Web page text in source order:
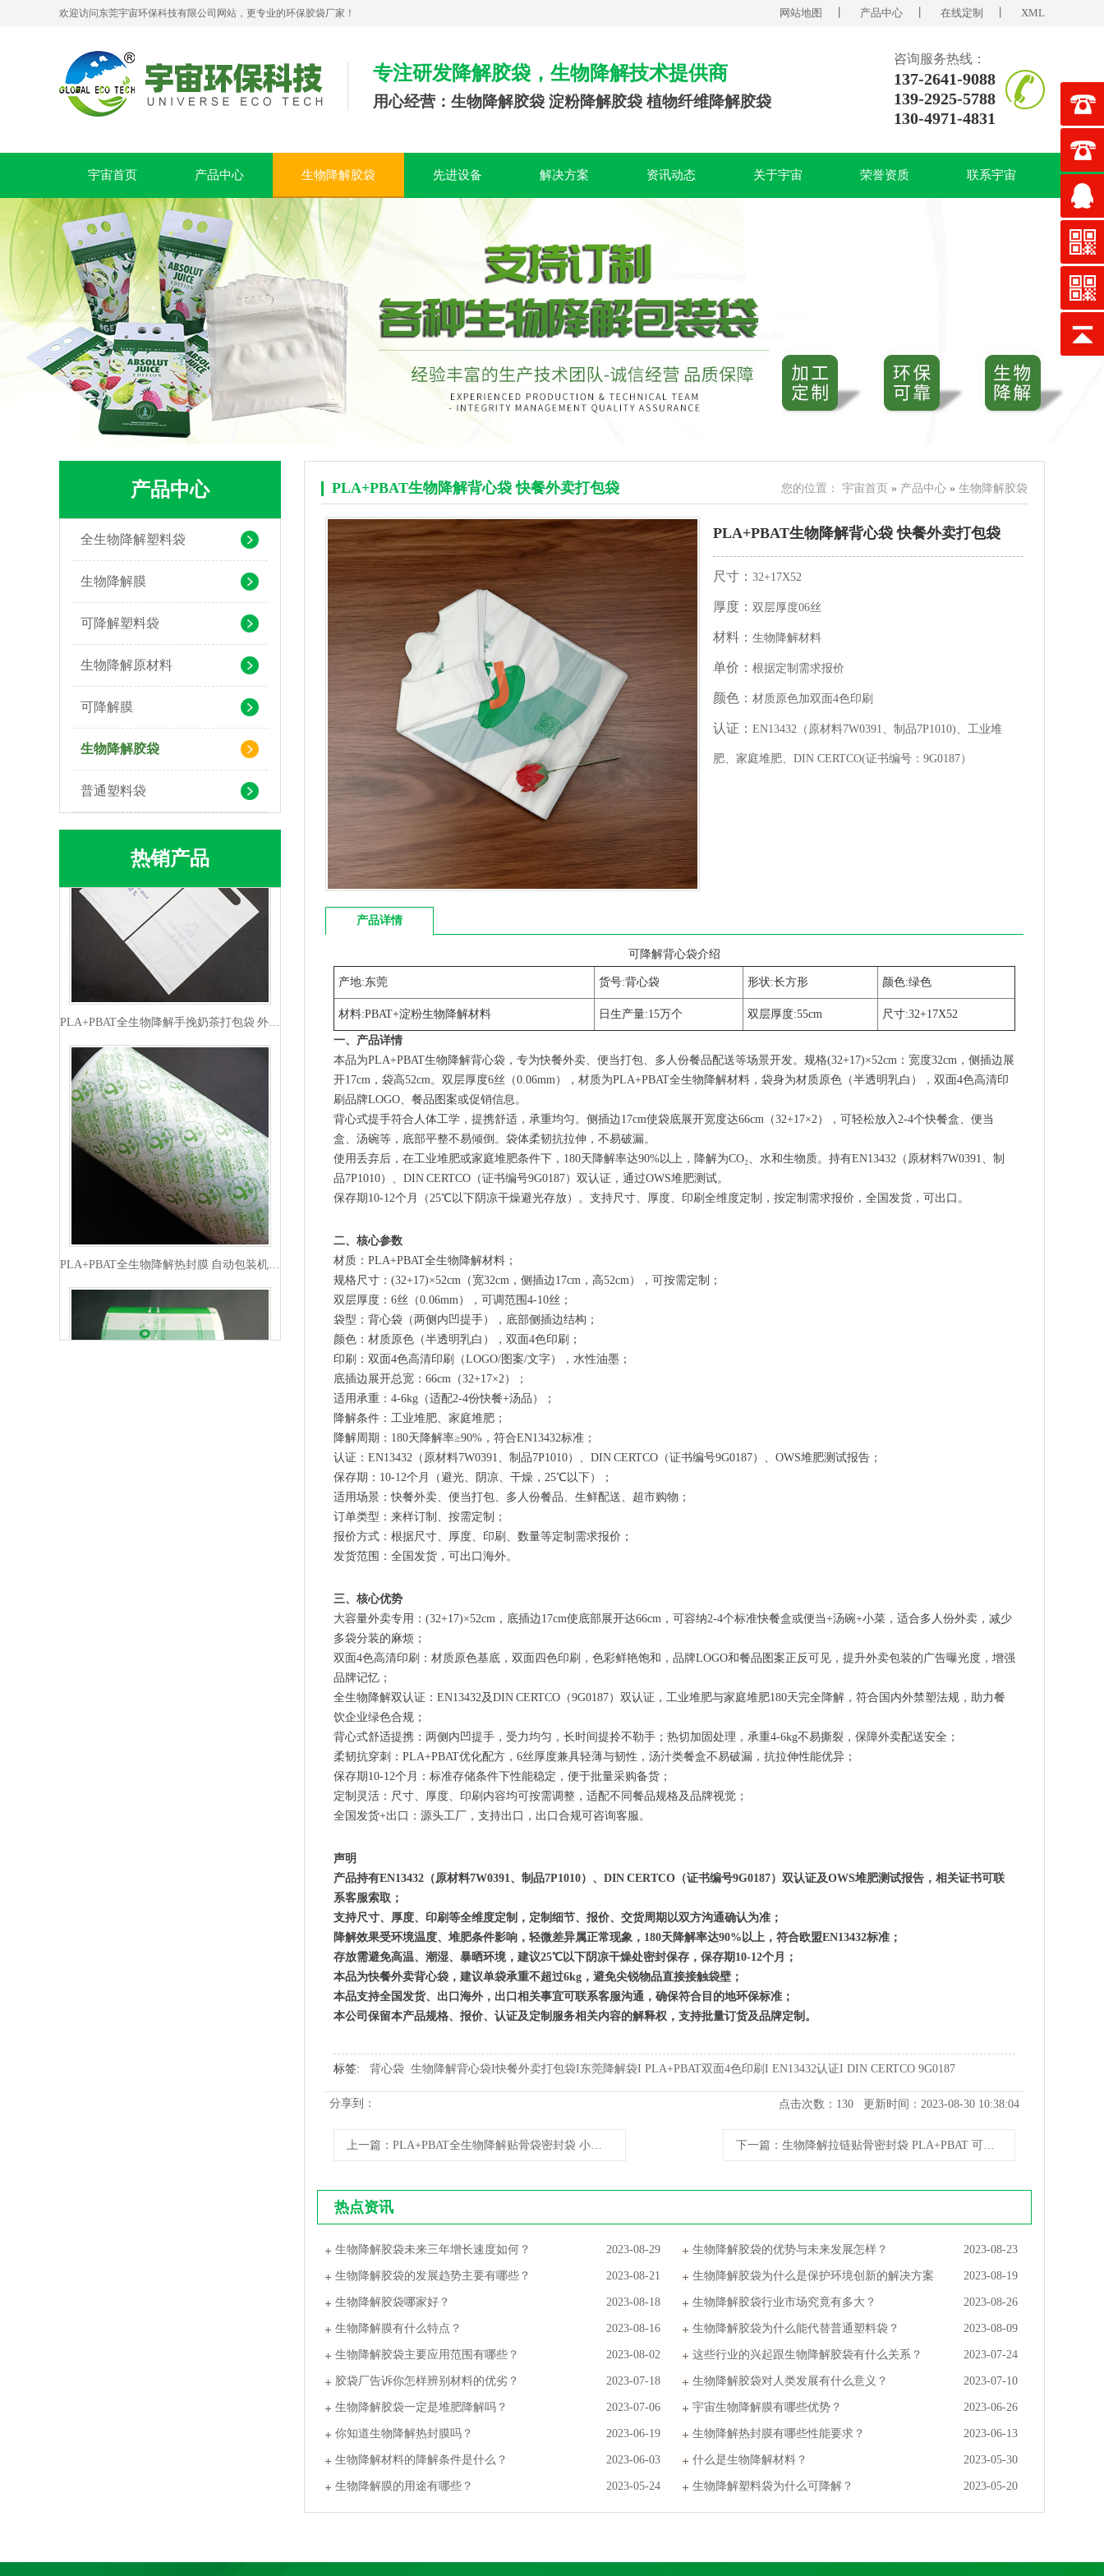
欢迎访问东莞宇宙环保科技有限公司网站，更专业的环保胶袋厂家！ 网站地图 产品中心 在线定制 XML
专注研发降解胶袋，生物降解技术提供商
用心经营：生物降解胶袋 淀粉降解胶袋 植物纤维降解胶袋
咨询服务热线：
137-2641-9088
139-2925-5788
130-4971-4831
宇宙首页 产品中心 生物降解胶袋 先进设备 解决方案 资讯动态 关于宇宙 荣誉资质 联系宇宙
产品中心
全生物降解塑料袋
生物降解膜
可降解塑料袋
生物降解原材料
可降解膜
生物降解胶袋
普通塑料袋
热销产品
生物降解快递袋 内黑外白三层共挤物流袋
玉米淀粉可降解筒膜 制袋膜 蓝色单面印刷
PLA+PBAT全生物降解热封膜 自动包装机用卷膜
PLA+PBAT生物降解背心袋 快餐外卖打包袋 您的位置： 宇宙首页 » 产品中心 » 生物降解胶袋
PLA+PBAT生物降解背心袋 快餐外卖打包袋
尺寸： 32+17X52
厚度： 双层厚度06丝
材料： 生物降解材料
单价： 根据定制需求报价
颜色： 材质原色加双面4色印刷
认证： EN13432（原材料7W0391、制品7P1010)、工业堆
肥、家庭堆肥、DIN CERTCO(证书编号：9G0187）
产品详情
可降解背心袋介绍
产地:东莞 货号:背心袋 形状:长方形 颜色:绿色
材料:PBAT+淀粉生物降解材料 日生产量:15万个 双层厚度:55cm 尺寸:32+17X52
一、产品详情
本品为PLA+PBAT生物降解背心袋，专为快餐外卖、便当打包、多人份餐品配送等场景开发。规格(32+17)×52cm：宽度32cm，侧插边展
开17cm，袋高52cm。双层厚度6丝（0.06mm），材质为PLA+PBAT全生物降解材料，袋身为材质原色（半透明乳白），双面4色高清印
刷品牌LOGO、餐品图案或促销信息。
背心式提手符合人体工学，提携舒适，承重均匀。侧插边17cm使袋底展开宽度达66cm（32+17×2），可轻松放入2-4个快餐盒、便当
盒、汤碗等，底部平整不易倾倒。袋体柔韧抗拉伸，不易破漏。
使用丢弃后，在工业堆肥或家庭堆肥条件下，180天降解率达90%以上，降解为CO₂、水和生物质。持有EN13432（原材料7W0391、制
品7P1010）、DIN CERTCO（证书编号9G0187）双认证，通过OWS堆肥测试。
保存期10-12个月（25℃以下阴凉干燥避光存放）。支持尺寸、厚度、印刷全维度定制，按定制需求报价，全国发货，可出口。
二、核心参数
材质：PLA+PBAT全生物降解材料；
规格尺寸：(32+17)×52cm（宽32cm，侧插边17cm，高52cm），可按需定制；
双层厚度：6丝（0.06mm），可调范围4-10丝；
袋型：背心袋（两侧内凹提手），底部侧插边结构；
颜色：材质原色（半透明乳白），双面4色印刷；
印刷：双面4色高清印刷（LOGO/图案/文字），水性油墨；
底插边展开总宽：66cm（32+17×2）；
适用承重：4-6kg（适配2-4份快餐+汤品）；
降解条件：工业堆肥、家庭堆肥；
降解周期：180天降解率≥90%，符合EN13432标准；
认证：EN13432（原材料7W0391、制品7P1010）、DIN CERTCO（证书编号9G0187）、OWS堆肥测试报告；
保存期：10-12个月（避光、阴凉、干燥，25℃以下）；
适用场景：快餐外卖、便当打包、多人份餐品、生鲜配送、超市购物；
订单类型：来样订制、按需定制；
报价方式：根据尺寸、厚度、印刷、数量等定制需求报价；
发货范围：全国发货，可出口海外。
三、核心优势
大容量外卖专用：(32+17)×52cm，底插边17cm使底部展开达66cm，可容纳2-4个标准快餐盒或便当+汤碗+小菜，适合多人份外卖，减少
多袋分装的麻烦；
双面4色高清印刷：材质原色基底，双面四色印刷，色彩鲜艳饱和，品牌LOGO和餐品图案正反可见，提升外卖包装的广告曝光度，增强
品牌记忆；
全生物降解双认证：EN13432及DIN CERTCO（9G0187）双认证，工业堆肥与家庭堆肥180天完全降解，符合国内外禁塑法规，助力餐
饮企业绿色合规；
背心式舒适提携：两侧内凹提手，受力均匀，长时间提拎不勒手；热切加固处理，承重4-6kg不易撕裂，保障外卖配送安全；
柔韧抗穿刺：PLA+PBAT优化配方，6丝厚度兼具轻薄与韧性，汤汁类餐盒不易破漏，抗拉伸性能优异；
保存期10-12个月：标准存储条件下性能稳定，便于批量采购备货；
定制灵活：尺寸、厚度、印刷内容均可按需调整，适配不同餐品规格及品牌视觉；
全国发货+出口：源头工厂，支持出口，出口合规可咨询客服。
声明
产品持有EN13432（原材料7W0391、制品7P1010）、DIN CERTCO（证书编号9G0187）双认证及OWS堆肥测试报告，相关证书可联
系客服索取；
支持尺寸、厚度、印刷等全维度定制，定制细节、报价、交货周期以双方沟通确认为准；
降解效果受环境温度、堆肥条件影响，轻微差异属正常现象，180天降解率达90%以上，符合欧盟EN13432标准；
存放需避免高温、潮湿、暴晒环境，建议25℃以下阴凉干燥处密封保存，保存期10-12个月；
本品为快餐外卖背心袋，建议单袋承重不超过6kg，避免尖锐物品直接接触袋壁；
本品支持全国发货、出口海外，出口相关事宜可联系客服沟通，确保符合目的地环保标准；
本公司保留本产品规格、报价、认证及定制服务相关内容的解释权，支持批量订货及品牌定制。
标签: 背心袋 生物降解背心袋I快餐外卖打包袋I东莞降解袋I PLA+PBAT双面4色印刷I EN13432认证I DIN CERTCO 9G0187
分享到： 点击次数： 130 更新时间：2023-08-30 10:38:04
上一篇 ：PLA+PBAT全生物降解贴骨袋密封袋 小饰品包装专用 下一篇 ：生物降解拉链贴骨密封袋 PLA+PBAT 可堆肥服装包装袋
热点资讯
2023-08-29
生物降解胶袋未来三年增长速度如何？ 2023-08-23
生物降解胶袋的优势与未来发展怎样？
2023-08-21
生物降解胶袋的发展趋势主要有哪些？ 2023-08-19
生物降解胶袋为什么是保护环境创新的解决方案
2023-08-18
生物降解胶袋哪家好？ 2023-08-26
生物降解胶袋行业市场究竟有多大？
2023-08-16
生物降解膜有什么特点？ 2023-08-09
生物降解胶袋为什么能代替普通塑料袋？
2023-08-02
生物降解胶袋主要应用范围有哪些？ 2023-07-24
这些行业的兴起跟生物降解胶袋有什么关系？
2023-07-18
胶袋厂告诉你怎样辨别材料的优劣？ 2023-07-10
生物降解胶袋对人类发展有什么意义？
2023-07-06
生物降解胶袋一定是堆肥降解吗？ 2023-06-26
宇宙生物降解膜有哪些优势？
2023-06-19
你知道生物降解热封膜吗？ 2023-06-13
生物降解热封膜有哪些性能要求？
2023-06-03
生物降解材料的降解条件是什么？ 2023-05-30
什么是生物降解材料？
2023-05-24
生物降解膜的用途有哪些？ 2023-05-20
生物降解塑料袋为什么可降解？